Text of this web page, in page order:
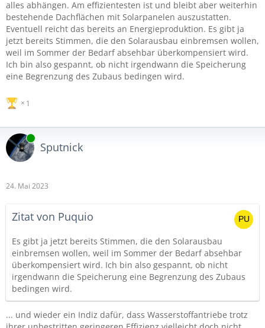
alles abhängen. Am effizientesten ist und bleibt aber weiterhin
bestehende Dachflächen mit Solarpanelen auszustatten.
Eventuell reicht das bereits an Energieproduktion. Es gibt ja
jetzt bereits Stimmen, die den Solarausbau einbremsen wollen,
weil im Sommer der Bedarf absehbar überkompensiert wird.
Ich bin also gespannt, ob nicht irgendwann die Speicherung
eine Begrenzung des Zubaus bedingen wird.
1
Online
Sputnick
24. Mai 2023
Zitat von Puquio
Es gibt ja jetzt bereits Stimmen, die den Solarausbau
einbremsen wollen, weil im Sommer der Bedarf absehbar
überkompensiert wird. Ich bin also gespannt, ob nicht
irgendwann die Speicherung eine Begrenzung des Zubaus
bedingen wird.
... und wieder ein Indiz dafür, dass Wasserstoffantriebe trotz